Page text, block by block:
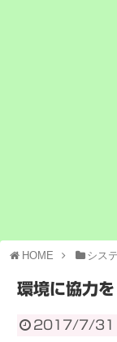
HOME シス
環境に協力を
2017/7/31